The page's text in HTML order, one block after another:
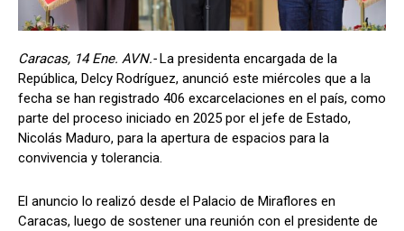
Caracas, 14 Ene. AVN.-La presidenta encargada de la
República, Delcy Rodríguez, anunció este miércoles que a la
fecha se han registrado 406 excarcelaciones en el país, como
parte del proceso iniciado en 2025 por el jefe de Estado,
Nicolás Maduro, para la apertura de espacios para la
convivencia y tolerancia.
El anuncio lo realizó desde el Palacio de Miraflores en
Caracas, luego de sostener una reunión con el presidente de